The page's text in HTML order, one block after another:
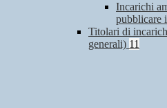
Incarichi
pubblicare
Titolari di
generali) 11